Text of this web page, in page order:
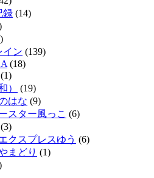
録 (14)
イン (139)
(18)
(1)
）
(19)
はな (9)
スター風っこ (6)
(3)
クスプレスゆう (6)
まどり (1)